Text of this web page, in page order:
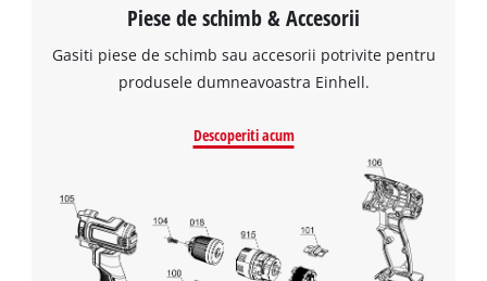
Piese de schimb & Accesorii
Gasiti piese de schimb sau accesorii potrivite pentru
produsele dumneavoastra Einhell.
Descoperiti acum